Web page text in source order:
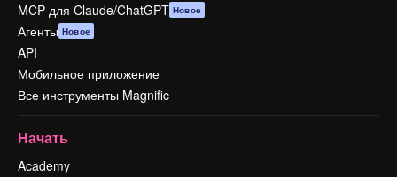
MCP для Claude/ChatGPT Новое
Агенты Новое
API
Мобильное приложение
Все инструменты Magnific
Начать
Academy